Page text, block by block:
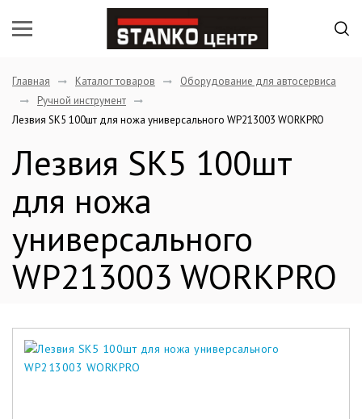
Главная Каталог товаров
Оборудование для автосервиса
Ручной инструмент
Лезвия SK5 100шт для ножа универсального WP213003 WORKPRO
Лезвия SK5 100шт
для ножа
универсального
WP213003 WORKPRO